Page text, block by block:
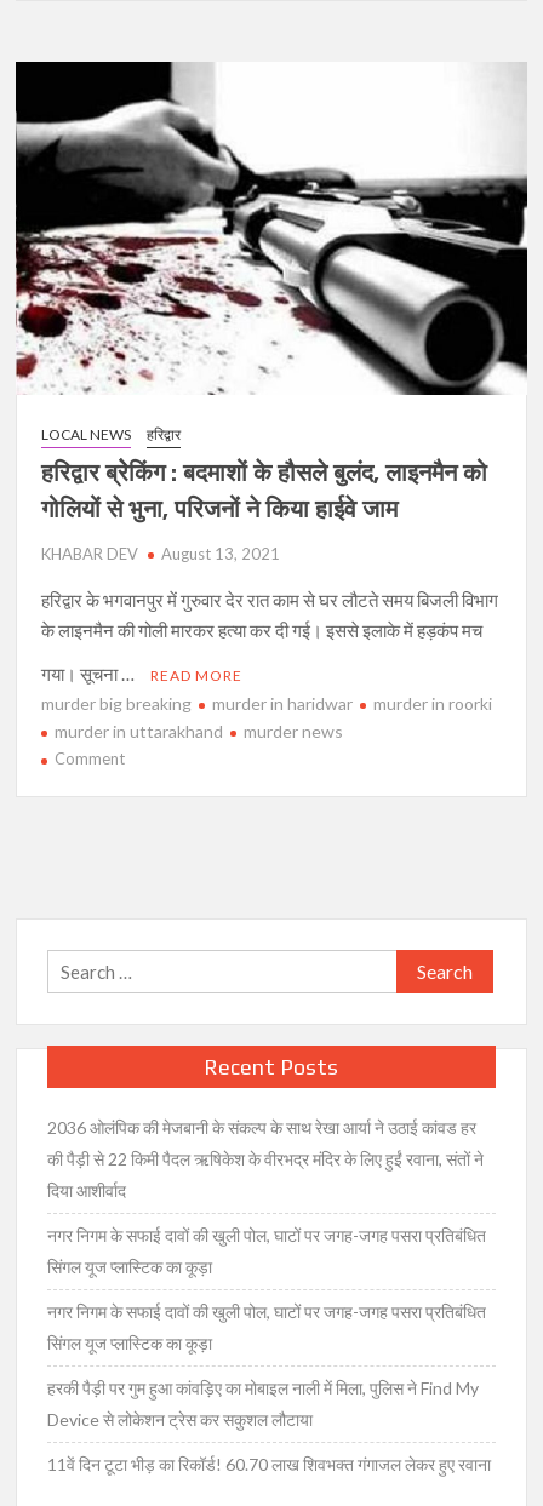
खबर
बोरे
में
मिला
महिला
का
शव,
पुलिस
ने
जताई
हत्या
की
LOCAL NEWS हरिद्वार
हरिद्वार ब्रेेकिंग : बदमाशों के हौसले बुलंद, लाइनमैन को
गोलियों से भुना, परिजनों ने किया हाईवे जाम
KHABAR DEV August 13, 2021
हरिद्वार के भगवानपुर में गुरुवार देर रात काम से घर लौटते समय बिजली विभाग
के लाइनमैन की गोली मारकर हत्या कर दी गई। इससे इलाके में हड़कंप मच
गया। सूचना …
READ MORE
murder big breaking murder in haridwar
murder in roorki
murder in uttarakhand
murder news
Commenton
हौसले
को
गोलियों
से
ने
किया
हाईवे
जाम
Search
for:
Recent Posts
2036 ओलंपिक की मेजबानी के संकल्प के साथ रेखा आर्या ने उठाई कांवड हर
की पैड़ी से 22 किमी पैदल ऋषिकेश के वीरभद्र मंदिर के लिए हुईं रवाना, संतों ने
दिया आशीर्वाद
नगर निगम के सफाई दावों की खुली पोल, घाटों पर जगह-जगह पसरा प्रतिबंधित
सिंगल यूज प्लास्टिक का कूड़ा
नगर निगम के सफाई दावों की खुली पोल, घाटों पर जगह-जगह पसरा प्रतिबंधित
सिंगल यूज प्लास्टिक का कूड़ा
हरकी पैड़ी पर गुम हुआ कांवड़िए का मोबाइल नाली में मिला, पुलिस ने Find My
Device से लोकेशन ट्रेस कर सकुशल लौटाया
11वें दिन टूटा भीड़ का रिकॉर्ड! 60.70 लाख शिवभक्त गंगाजल लेकर हुए रवाना